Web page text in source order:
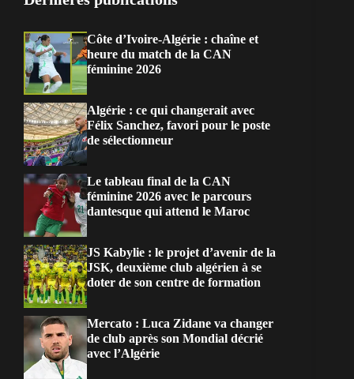
Côte d’Ivoire-Algérie : chaîne et
heure du match de la CAN
féminine 2026
Algérie : ce qui changerait avec
Félix Sanchez, favori pour le poste
de sélectionneur
Le tableau final de la CAN
féminine 2026 avec le parcours
dantesque qui attend le Maroc
JS Kabylie : le projet d’avenir de la
JSK, deuxième club algérien à se
doter de son centre de formation
Mercato : Luca Zidane va changer
de club après son Mondial décrié
avec l’Algérie